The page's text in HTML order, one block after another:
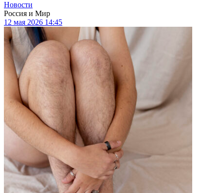
Новости
Россия и Мир
12 мая 2026 14:45